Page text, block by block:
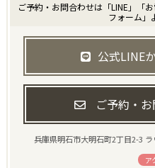
ご予約・お問合わせは「LINE」「
フォーム」
公式LINE
ご予約・
兵庫県明石市大明石町2丁目2-3
ア